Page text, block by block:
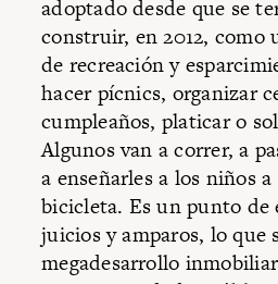
adoptado desde que se
construir, en 2012, como
de recreación y
hacer pícnics, organizar
cumpleaños, platicar o
Algunos van a correr, a
a enseñarles a los niños
bicicleta. Es un punto
juicios y amparos, lo que
megadesarrollo